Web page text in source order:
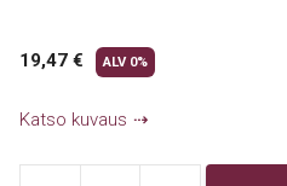
19,47 € ALV 0%
Katso kuvaus